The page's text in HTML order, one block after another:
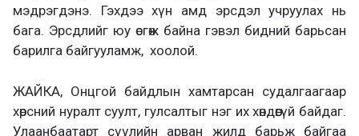
мэдрэгдэнэ. Гэхдээ хүн амд эрсдэл учруулах нь
бага. Эрсдлийг юу өсгөж байна гэвэл бидний барьсан
барилга байгууламж, хоолой.
ЖАЙКА, Онцгой байдлын хамтарсан судалгаагаар
хөрсний нуралт суулт, гулсалтыг нэг их хөндөөгүй байдаг.
Улаанбаатарт сүүлийн арван жилд барьж байгаа